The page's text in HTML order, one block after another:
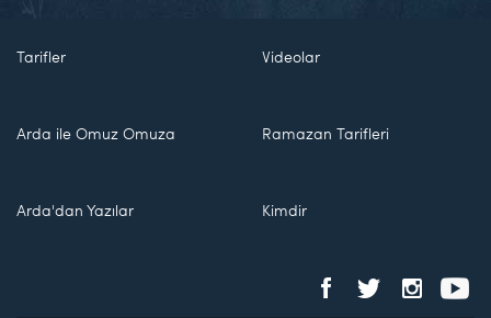
Tarifler Videolar
Arda ile Omuz Omuza Ramazan Tarifleri
Arda'dan Yazılar Kimdir